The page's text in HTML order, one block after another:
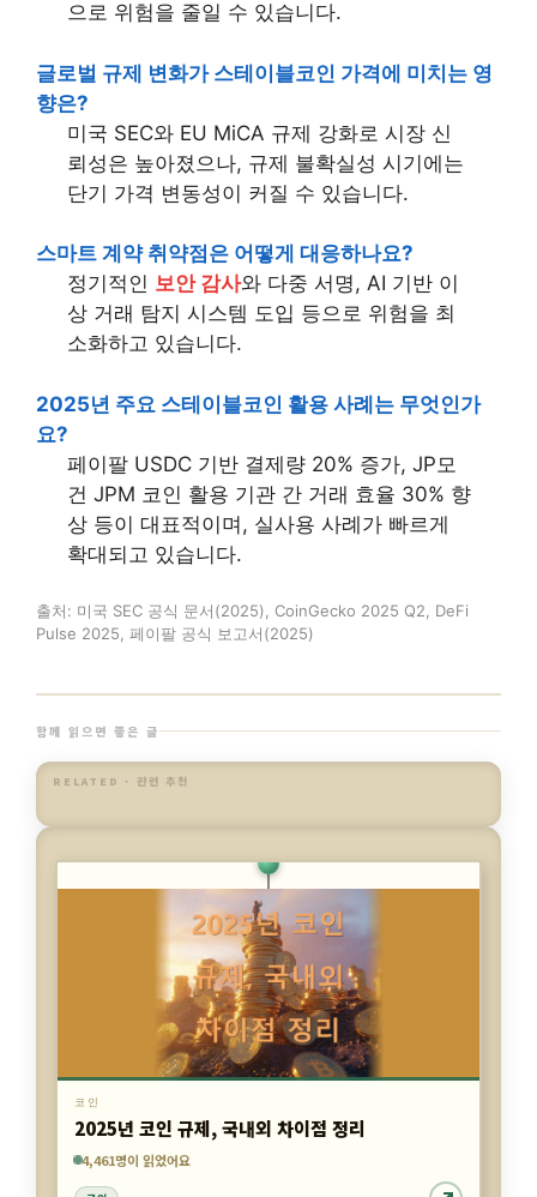
으로 위험을 줄일 수 있습니다.
글로벌 규제 변화가 스테이블코인 가격에 미치는 영
향은?
미국 SEC와 EU MiCA 규제 강화로 시장 신
뢰성은 높아졌으나, 규제 불확실성 시기에는
단기 가격 변동성이 커질 수 있습니다.
스마트 계약 취약점은 어떻게 대응하나요?
정기적인 보안 감사와 다중 서명, AI 기반 이
상 거래 탐지 시스템 도입 등으로 위험을 최
소화하고 있습니다.
2025년 주요 스테이블코인 활용 사례는 무엇인가
요?
페이팔 USDC 기반 결제량 20% 증가, JP모
건 JPM 코인 활용 기관 간 거래 효율 30% 향
상 등이 대표적이며, 실사용 사례가 빠르게
확대되고 있습니다.
출처: 미국 SEC 공식 문서(2025), CoinGecko 2025 Q2, DeFi
Pulse 2025, 페이팔 공식 보고서(2025)
함께 읽으면 좋은 글
RELATED · 관련 추천
7,439명이 읽었어요
4,461명이 읽었어요
코인
스테이블코인 보관법, 하드월렛과 핫월렛 비교
4,235명이 읽었어요